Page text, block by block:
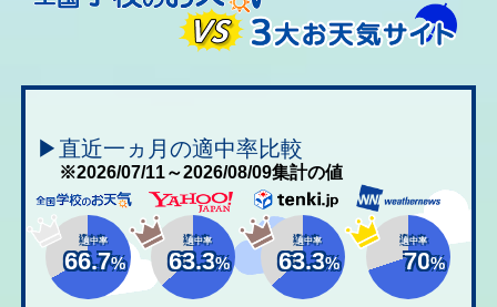
▶直近一ヵ月の適中率比較
※2026/07/11～2026/08/09集計の値
適中率
66.7%
適中率
63.3%
適中率
63.3%
適中率
70%